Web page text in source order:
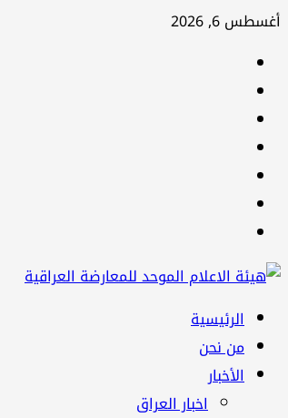
تخطي
أغسطس 6, 2026
القائمة
الرئيسية
الرئيسية
من نحن
الأخبار
اخبار العراق